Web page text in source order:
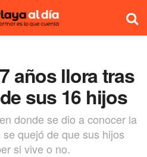
años llora tras
sus 16 hijos
donde se dio a conocer la
quejó de que sus hijos
si vive o no.